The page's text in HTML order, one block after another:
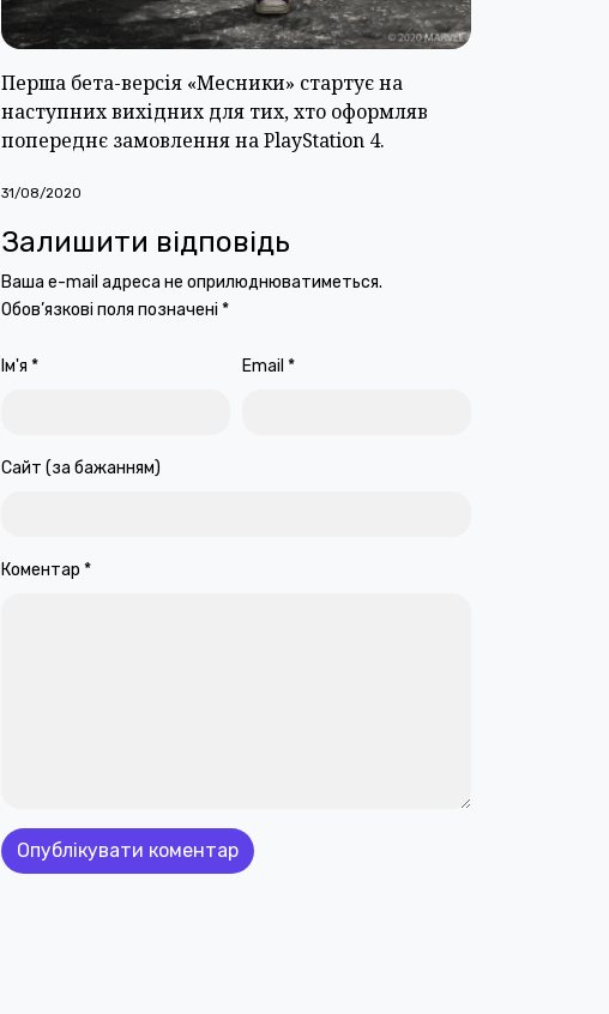
Перша бета-версія «Месники» стартує на
наступних вихідних для тих, хто оформляв
попереднє замовлення на PlayStation 4.
31/08/2020
Залишити відповідь
Ваша e-mail адреса не оприлюднюватиметься.
Обов’язкові поля позначені *
Ім'я * Email*
Сайт (за бажанням)
Коментар *